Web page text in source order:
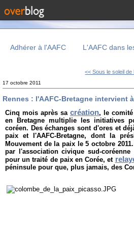
Adhérer à l'AAFC L'AAFC dans
<< Sous le soleil de
17 octobre 2011
Rennes : l'AAFC-Bretagne intervient
Cinq mois après sa création, le comité
en Bretagne multiplie les initiatives
coréen. Des échanges sont d'ores et
paix et l'AAFC-Bretagne, dont la
Mouvement de la paix le 5 octobre
par l'association civique sud-
pour un traité de paix en Corée, et
péninsule pour que, plus jamais, des